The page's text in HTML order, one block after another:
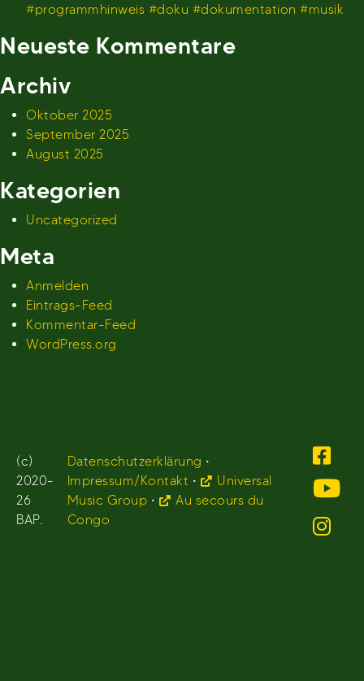
#programmhinweis #doku #dokumentation #musik
Neueste Kommentare
Archiv
Oktober 2025
September 2025
August 2025
Kategorien
Uncategorized
Meta
Anmelden
Eintrags-Feed
Kommentar-Feed
WordPress.org
(c)
2020-
26
BAP.
Datenschutzerklärung •
Impressum/Kontakt •
Universal
Music Group •
Au secours du
Congo